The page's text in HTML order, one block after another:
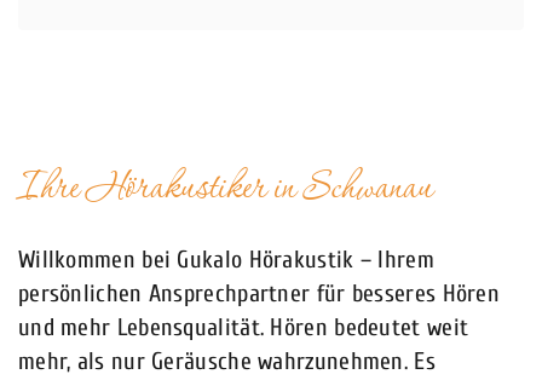
Ihre Hörakustiker in Schwanau
Willkommen bei Gukalo Hörakustik – Ihrem
persönlichen Ansprechpartner für besseres Hören
und mehr Lebensqualität. Hören bedeutet weit
mehr, als nur Geräusche wahrzunehmen. Es